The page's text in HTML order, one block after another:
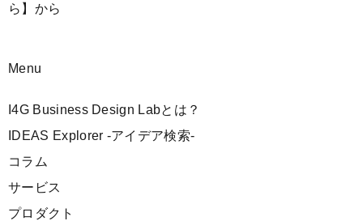
ら】 から
Menu
I4G Business Design Labとは？
IDEAS Explorer -アイデア検索-
コラム
サービス
プロダクト